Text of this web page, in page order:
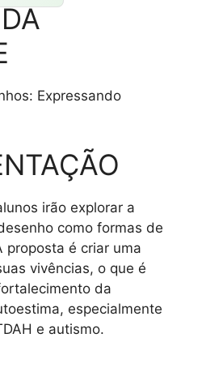
Expressando
irão explorar a
como formas de
proposta é criar uma
vivências, o que é
da
especialmente
e autismo.